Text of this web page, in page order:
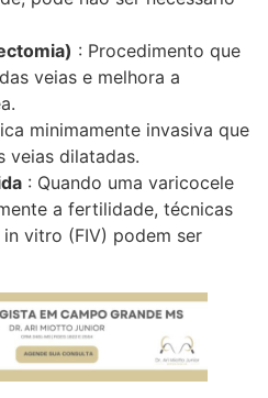
: Procedimento que
veias e melhora a
minimamente invasiva que
veias dilatadas.
: Quando uma varicocele
a fertilidade, técnicas
vitro (FIV) podem ser